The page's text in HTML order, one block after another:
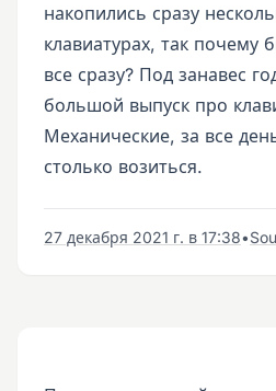
накопились сразу
клавиатурах, так почему
все сразу? Под занавес
большой выпуск про
Механические, за все
столько возиться.
27 декабря 2021 г. в 17:38•